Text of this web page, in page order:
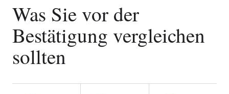
Was Sie vor der
Bestätigung vergleichen
sollten